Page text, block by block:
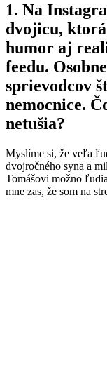
1. Na
dvojicu,
humor aj
feedu.
sprievodcov
nemocnice.
netušia?
Myslíme si, že veľa
dvojročného syna a
Tomášovi možno
mne zas, že som na